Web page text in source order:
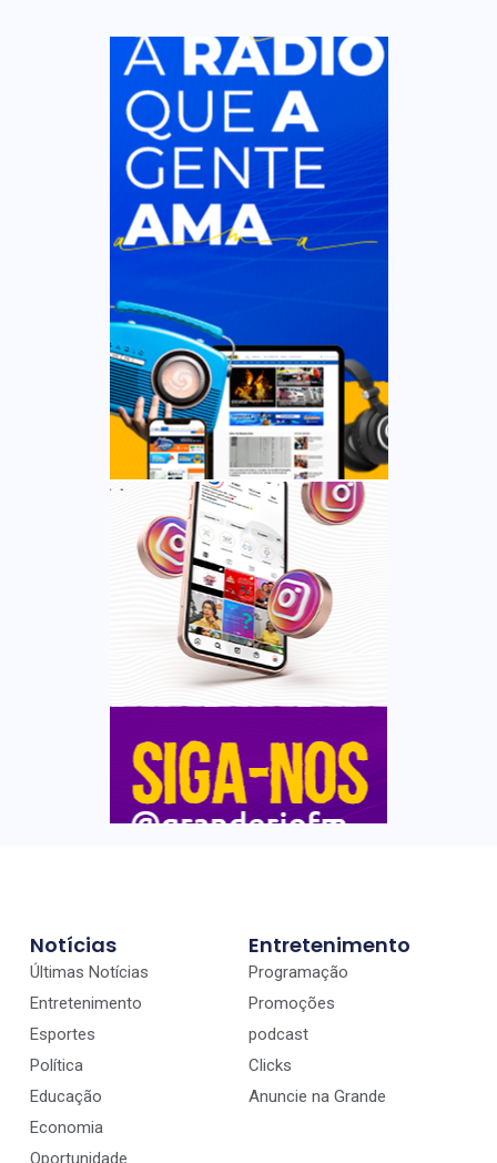
Notícias
Últimas Notícias
Entretenimento
Esportes
Política
Educação
Economia
Oportunidade
Entretenimento
Programação
Promoções
podcast
Clicks
Anuncie na Grande